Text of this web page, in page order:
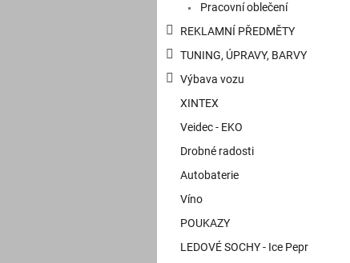
Pracovní oblečení
REKLAMNÍ PŘEDMĚTY
TUNING, ÚPRAVY, BARVY
Výbava vozu
XINTEX
Veidec - EKO
Drobné radosti
Autobaterie
Víno
POUKAZY
LEDOVÉ SOCHY - Ice Pepr